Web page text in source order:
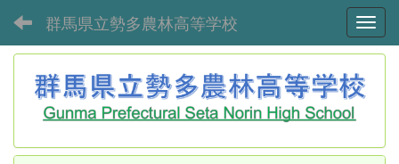
群馬県立勢多農林高等学校